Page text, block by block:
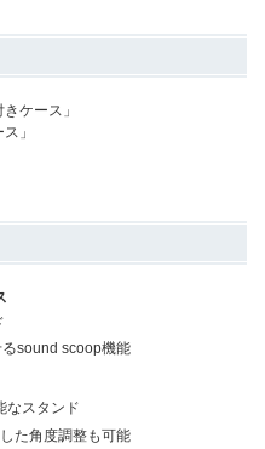
ケース」
」
sound scoop機能
なスタンド
た角度調整も可能